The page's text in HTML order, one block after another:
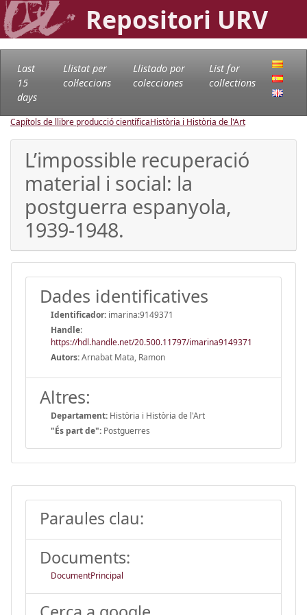
Repositori URV
Last
15
days
Llistat per
col·leccions
Llistado por
colecciones
List for
collections
Capítols de llibre producció científicaHistòria i Història de l'Art
L’impossible recuperació
material i social: la
postguerra espanyola,
1939-1948.
Dades identificatives
Identificador: imarina:9149371
Handle:
https://hdl.handle.net/20.500.11797/imarina9149371
Autors:Arnabat Mata, Ramon
Altres:
Departament: Història i Història de l'Art
"És part de": Postguerres
Paraules clau:
Documents:
DocumentPrincipal